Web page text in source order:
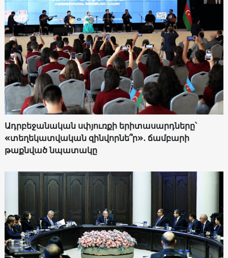
Ադրբեջանական սփյուռքի երիտասարդները՝
«տեղեկատվական զինվորնե՞ր»․ ճամբարի
թաքնված նպատակը